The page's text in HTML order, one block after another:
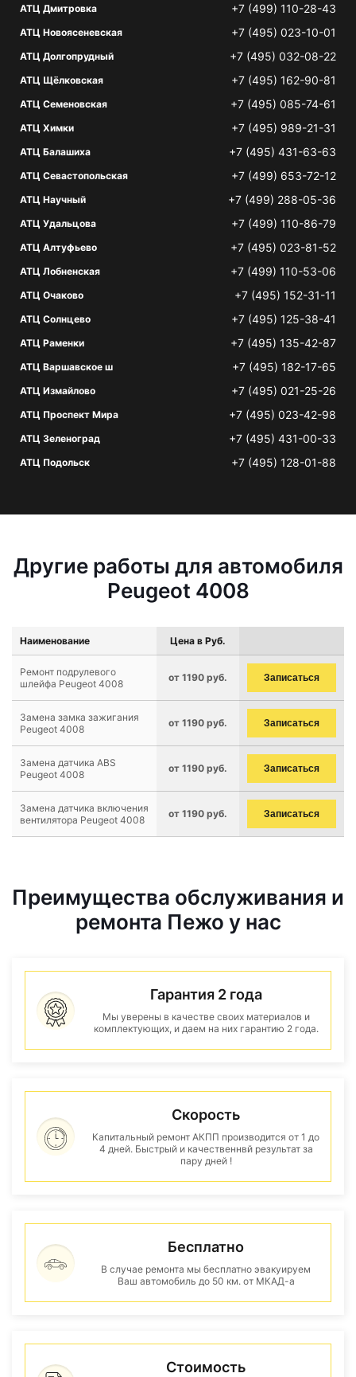
АТЦ Дмитровка +7 (499) 110-28-43
АТЦ Новоясеневская +7 (495) 023-10-01
АТЦ Долгопрудный +7 (495) 032-08-22
АТЦ Щёлковская +7 (495) 162-90-81
АТЦ Семеновская +7 (495) 085-74-61
АТЦ Химки +7 (495) 989-21-31
АТЦ Балашиха +7 (495) 431-63-63
АТЦ Севастопольская +7 (499) 653-72-12
АТЦ Научный +7 (499) 288-05-36
АТЦ Удальцова +7 (499) 110-86-79
АТЦ Алтуфьево +7 (495) 023-81-52
АТЦ Лобненская +7 (499) 110-53-06
АТЦ Очаково +7 (495) 152-31-11
АТЦ Солнцево +7 (495) 125-38-41
АТЦ Раменки +7 (495) 135-42-87
АТЦ Варшавское ш +7 (495) 182-17-65
АТЦ Измайлово +7 (495) 021-25-26
АТЦ Проспект Мира +7 (495) 023-42-98
АТЦ Зеленоград +7 (495) 431-00-33
АТЦ Подольск +7 (495) 128-01-88
Другие работы для автомобиля
Peugeot 4008
Наименование Цена в Руб.
Ремонт подрулевого
шлейфа Peugeot 4008
от 1190 руб. Записаться
Замена замка зажигания
Peugeot 4008
от 1190 руб. Записаться
Замена датчика ABS
Peugeot 4008
от 1190 руб. Записаться
Замена датчика включения
вентилятора Peugeot 4008
от 1190 руб. Записаться
Преимущества обслуживания и
ремонта Пежо у нас
Гарантия 2 года
Мы уверены в качестве своих материалов и
комплектующих, и даем на них гарантию 2 года.
Скорость
Капитальный ремонт АКПП производится от 1 до
4 дней. Быстрый и качественнвй результат за
пару дней !
Бесплатно
В случае ремонта мы бесплатно эвакуируем
Ваш автомобиль до 50 км. от МКАД-а
Стоимость